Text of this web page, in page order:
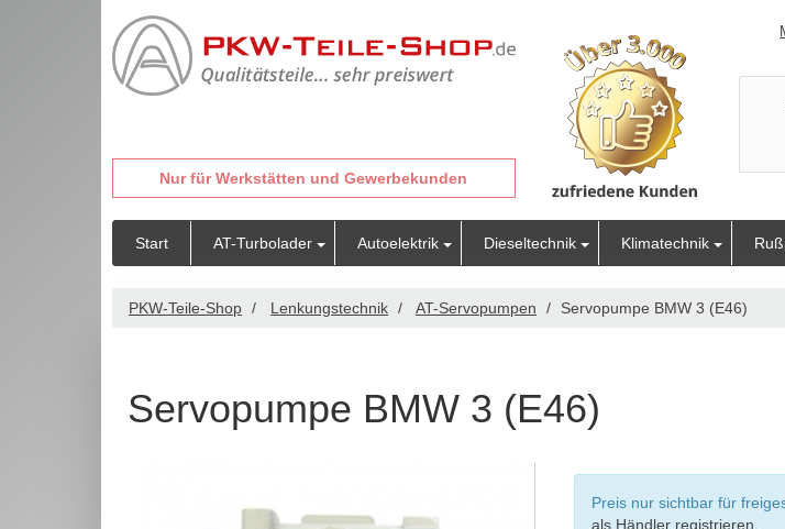
Nur für Werkstätten und Gewerbekunden
Start AT-Turbolader Autoelektrik Dieseltechnik Klimatechnik
PKW-Teile-Shop Lenkungstechnik AT-Servopumpen Servopumpe BMW 3 (E46)
Servopumpe BMW 3 (E46)
Preis nur sichtbar für
als Händler registrieren